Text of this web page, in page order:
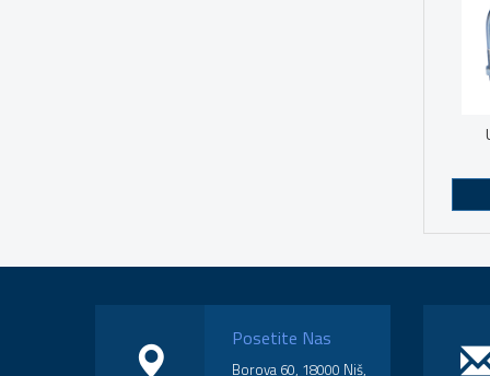
Posetite Nas
Borova 60, 18000 Niš,